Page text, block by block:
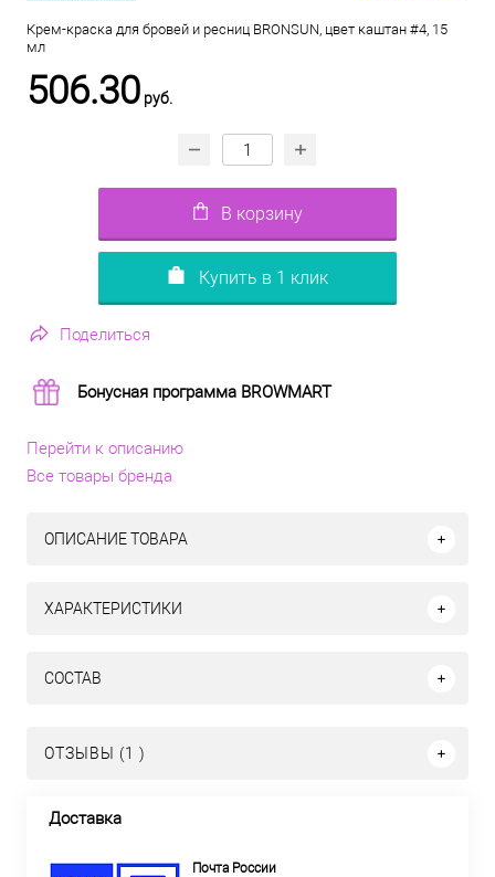
Крем-краска для бровей и ресниц BRONSUN, цвет каштан #4, 15
мл
506.30 руб.
В корзину
Купить в 1 клик
Поделиться
Бонусная программа BROWMART
Перейти к описанию
Все товары бренда
ОПИСАНИЕ ТОВАРА
ХАРАКТЕРИСТИКИ
СОСТАВ
ОТЗЫВЫ (1 )
Доставка
Почта России